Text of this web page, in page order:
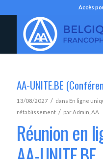
Accès
AA-UNITE.BE
13/08/2027 / dans En ligne
rétablissement / parAdmin_AA
Réunion en